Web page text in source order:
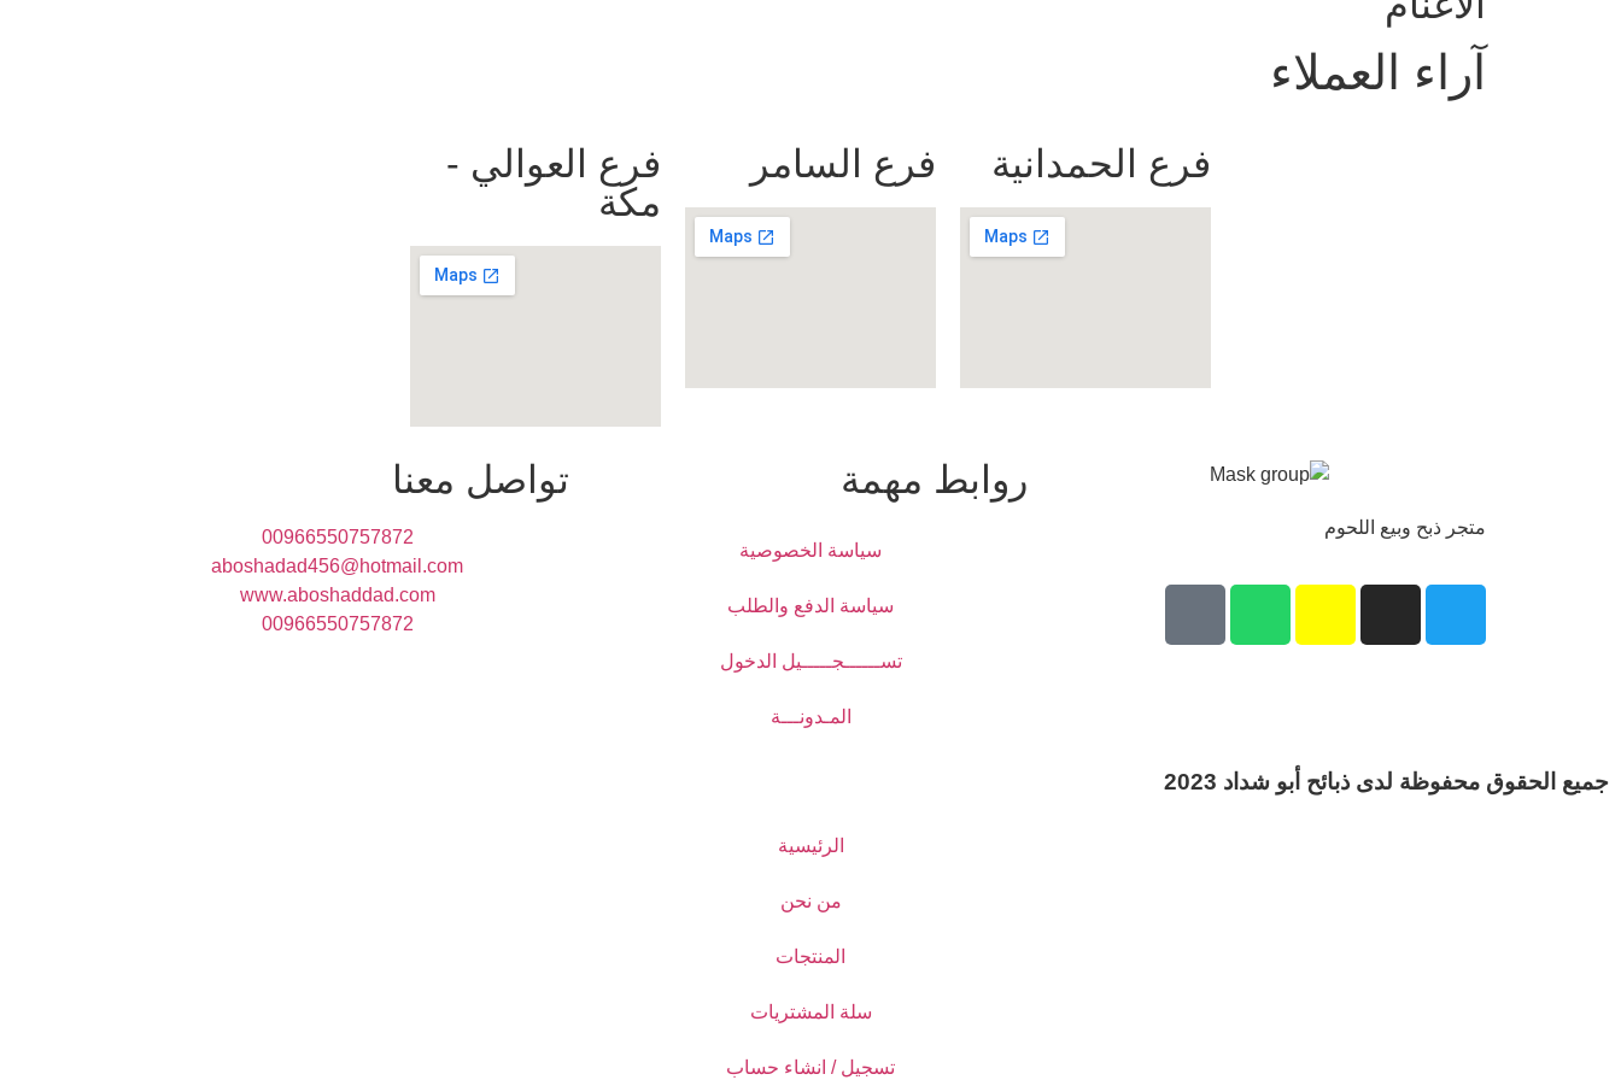
آراء العملاء
فرع الحمدانية فرع السامر
فرع العوالي -
مكة
متجر ذبح وبيع اللحوم
روابط مهمة
سياسة الخصوصية
سياسة الدفع والطلب
تســــــجـــــيل الدخول
المـدونـــة
تواصل معنا
00966550757872
aboshadad456@hotmail.com
www.aboshaddad.com
00966550757872
جميع الحقوق محفوظة لدى ذبائح أبو شداد 2023
الرئيسية
من نحن
المنتجات
سلة المشتريات
تسجيل / انشاء حساب